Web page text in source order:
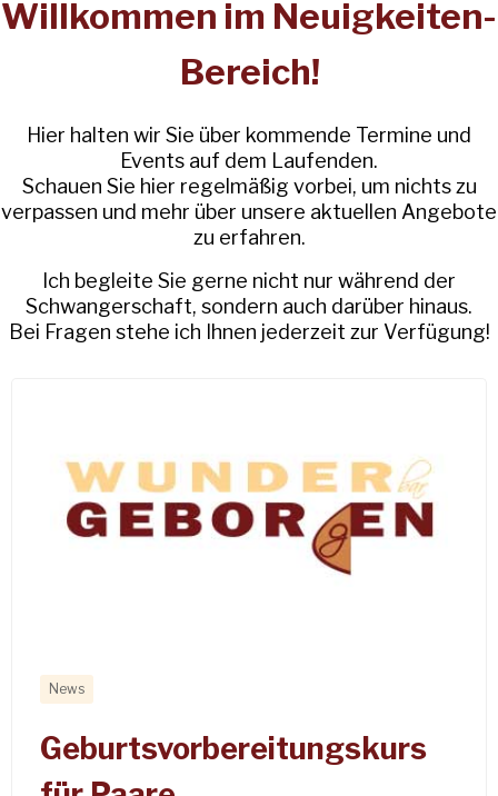
Willkommen im Neuigkeiten-
Bereich!
Hier halten wir Sie über kommende Termine und
Events auf dem Laufenden.
Schauen Sie hier regelmäßig vorbei, um nichts zu
verpassen und mehr über unsere aktuellen Angebote
zu erfahren.
Ich begleite Sie gerne nicht nur während der
Schwangerschaft, sondern auch darüber hinaus.
Bei Fragen stehe ich Ihnen jederzeit zur Verfügung!
News
Geburtsvorbereitungskurs